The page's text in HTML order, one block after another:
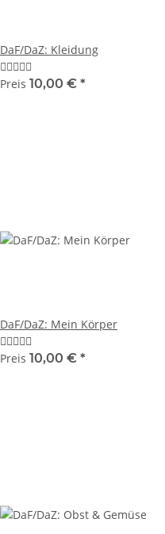
DaF/DaZ: Kleidung
Preis 10,00 € *
DaF/DaZ: Mein Körper
Preis 10,00 € *